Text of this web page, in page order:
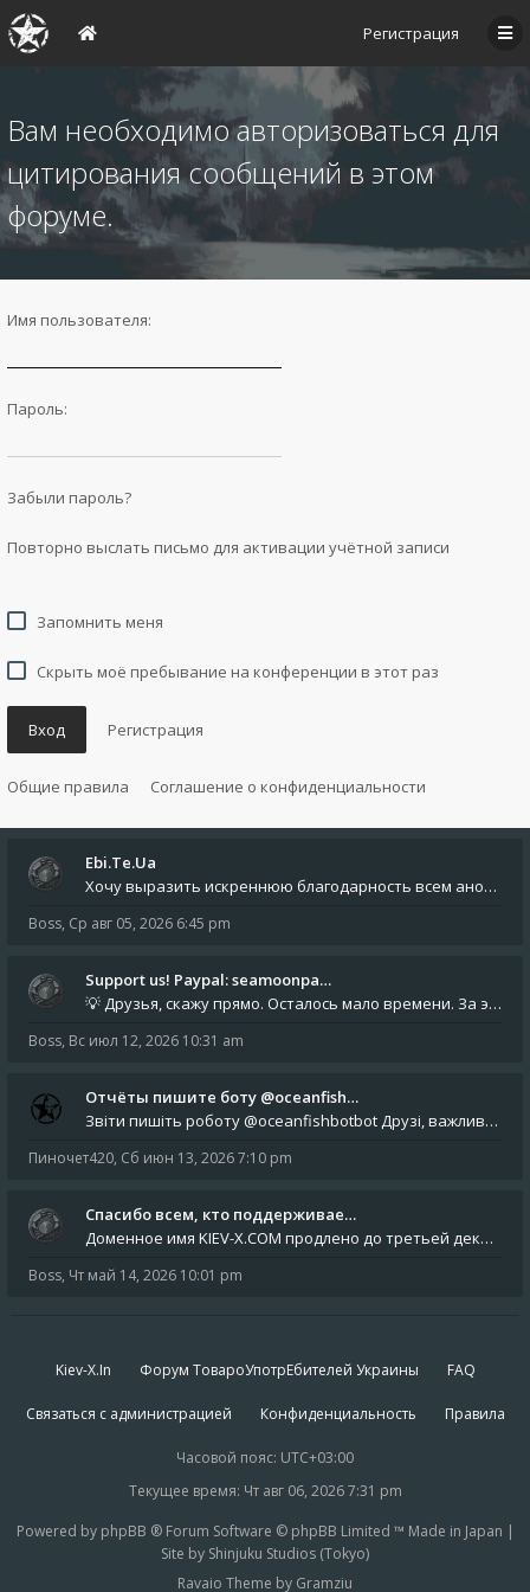
Регистрация
Вам необходимо авторизоваться для
цитирования сообщений в этом
форуме.
Имя пользователя:
Пароль:
Забыли пароль?
Повторно выслать письмо для активации учётной записи
Запомнить меня
Скрыть моё пребывание на конференции в этот раз
Вход Регистрация
Общие правила Соглашение о конфиденциальности
Ebi.Te.Ua
Хочу выразить искреннюю благодарность всем анонимным пользователям, которые поддержали наше сообщество финансово. Благод
Boss, Ср авг 05, 2026 6:45 pm
Support us! Paypal: seamoonpa…
💡 Друзья, скажу прямо. Осталось мало времени. За это время нам нужно закрыть последние обязательные расходы: около 500
Boss, Вс июл 12, 2026 10:31 am
Отчёты пишите боту @oceanfish…
Звіти пишіть роботу @oceanfishbotbot Друзі, важливе повідомлення для учасників форума. Основне звернення опублікован
Пиночет420, Сб июн 13, 2026 7:10 pm
Спасибо всем, кто поддерживае…
Доменное имя KIEV-X.COM продлено до третьей декады августа 2027 года! Спасибо всем анонимным пользователям, которые по
Boss, Чт май 14, 2026 10:01 pm
Kiev-X.In Форум ТовароУпотрЕбителей Украины FAQ
Связаться с администрацией Конфиденциальность Правила
Часовой пояс: UTC+03:00
Текущее время: Чт авг 06, 2026 7:31 pm
Powered by phpBB ® Forum Software © phpBB Limited ™ Made in Japan |
Site by Shinjuku Studios (Tokyo)
Ravaio Theme by Gramziu